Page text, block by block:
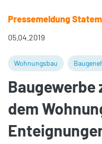
Pressemeldung
05.04.2019
Wohnungsbau
Baugewerbe
dem